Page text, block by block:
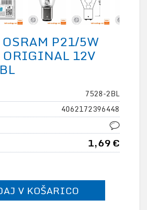
P21/5W
12V
7528-2BL
4062172396448
1,69 €
V KOŠARICO